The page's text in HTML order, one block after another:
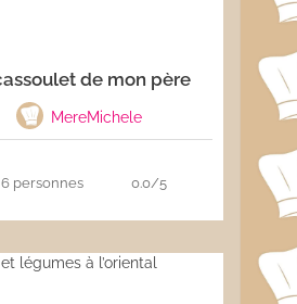
de mon père
MereMichele
6 personnes 0.0/5